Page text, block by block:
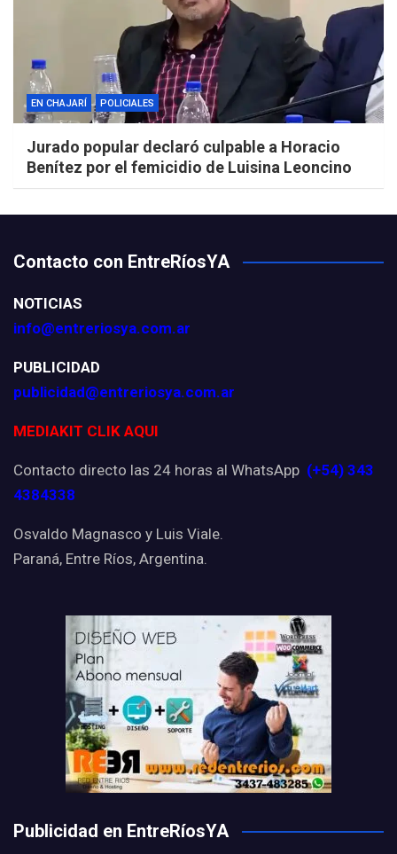
EN CHAJARÍ POLICIALES
Jurado popular declaró culpable a Horacio
Benítez por el femicidio de Luisina Leoncino
Contacto con EntreRíosYA
NOTICIAS
info@entreriosya.com.ar
PUBLICIDAD
publicidad@entreriosya.com.ar
MEDIAKIT CLIK AQUI
Contacto directo las 24 horas al WhatsApp (+54) 343
4384338
Osvaldo Magnasco y Luis Viale.
Paraná, Entre Ríos, Argentina.
Publicidad en EntreRíosYA